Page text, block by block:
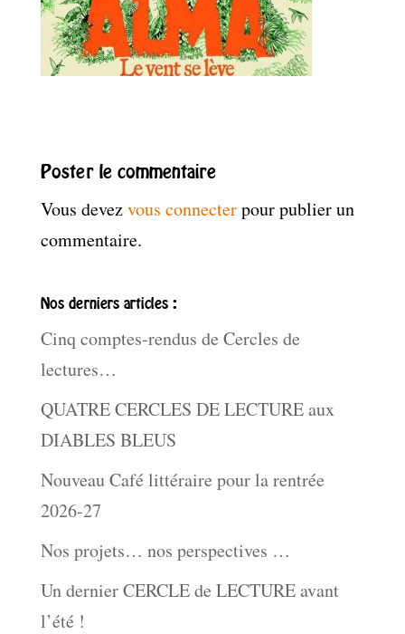
Poster le commentaire
Vous devezvous connecterpour publier un
commentaire.
Nos derniers articles :
Cinq comptes-rendus de Cercles de
lectures…
QUATRE CERCLES DE LECTURE aux
DIABLES BLEUS
Nouveau Café littéraire pour la rentrée
2026-27
Nos projets… nos perspectives …
Un dernier CERCLE de LECTURE avant
l’été !